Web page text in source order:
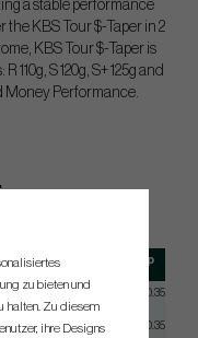
a stable performance
KBS Tour $-Taper in 2
KBS Tour $-Taper is
S 120g, S+ 125g and
Money Performance.
Flex Tip
Reg Taper 0.355
Stiff Taper 0.355
zu bieten und
halten. Zu diesem
ihre Designs